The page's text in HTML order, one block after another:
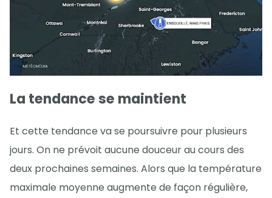
La tendance se maintient
Et cette tendance va se poursuivre pour plusieurs
jours. On ne prévoit aucune douceur au cours des
deux prochaines semaines. Alors que la température
maximale moyenne augmente de façon régulière,